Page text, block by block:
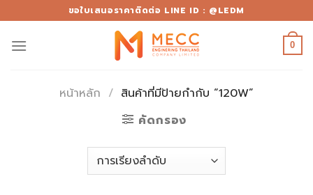
to
content
ขอใบเสนอราคาติดต่อ LINE ID : @LEDM
0
หน้าหลัก / สินค้าที่มีป้ายกำกับ “120W”
คัดกรอง